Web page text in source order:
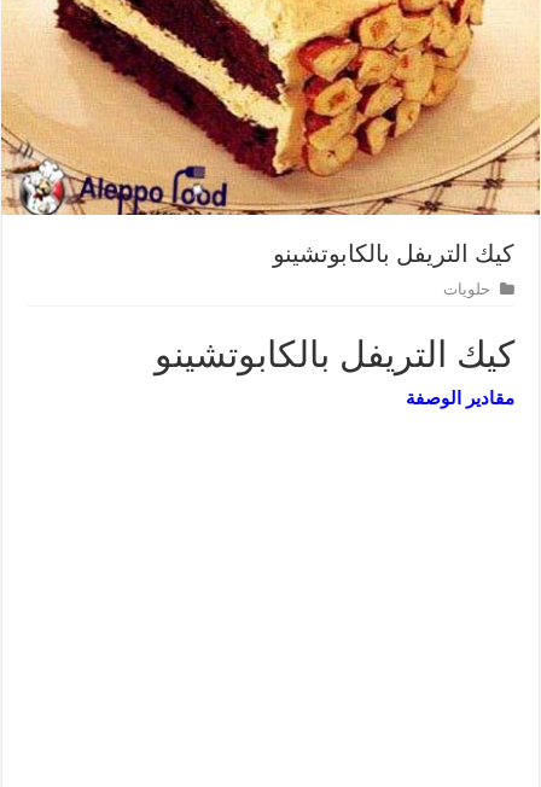
كيك التريفل بالكابوتشينو
حلويات
كيك التريفل بالكابوتشينو
مقادير الوصفة